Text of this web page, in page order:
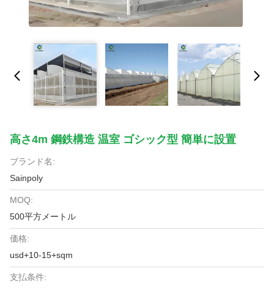
高さ4m 鋼鉄構造 温室 ゴシック型 簡単に設置
ブランド名:
Sainpoly
MOQ:
500平方メートル
価格:
usd+10-15+sqm
支払条件: